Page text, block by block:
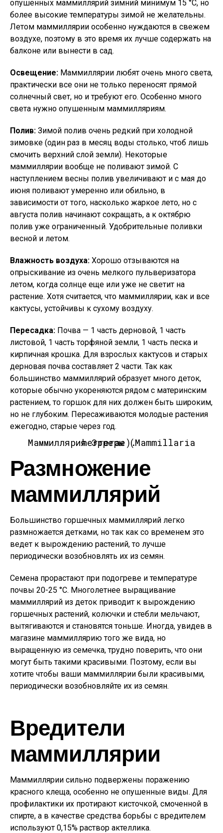
опушенных маммиллярий зимний минимум 15 °С, но
более высокие температуры зимой не желательны.
Летом маммиллярии особенно нуждаются в свежем
воздухе, поэтому в это время их лучше содержать на
балконе или вынести в сад.
Освещение: Маммиллярии любят очень много света,
практически все они не только переносят прямой
солнечный свет, но и требуют его. Особенно много
света нужно опушенным маммилляриям.
Полив: Зимой полив очень редкий при холодной
зимовке (один раз в месяц воды столько, чтоб лишь
смочить верхний слой земли). Некоторые
маммиллярии вообще не поливают зимой. С
наступлением весны полив увеличивают и с мая до
июня поливают умеренно или обильно, в
зависимости от того, насколько жаркое лето, но с
августа полив начинают сокращать, а к октябрю
полив уже ограниченный. Удобрительные поливки
весной и летом.
Влажность воздуха: Хорошо отзываются на
опрыскивание из очень мелкого пульверизатора
летом, когда солнце еще или уже не светит на
растение. Хотя считается, что маммиллярии, как и все
кактусы, устойчивы к сухому воздуху.
Пересадка: Почва — 1 часть дерновой, 1 часть
листовой, 1 часть торфяной земли, 1 часть песка и
кирпичная крошка. Для взрослых кактусов и старых
дерновая почва составляет 2 части. Так как
большинство маммиллярий образует много деток,
которые обычно укореняются рядом с материнским
растением, то горшок для них должен быть широким,
но не глубоким. Пересаживаются молодые растения
ежегодно, старые через год.
Маммиллярия Эрреры (Mammillaria herrerae).
Размножение
маммиллярий
Большинство горшечных маммиллярий легко
размножается детками, но так как со временем это
ведет к вырождению растений, то лучше
периодически возобновлять их из семян.
Семена прорастают при подогреве и температуре
почвы 20-25 °С. Многолетнее выращивание
маммиллярий из деток приводит к вырождению
горшечных растений, колючки и стебли мельчают,
вытягиваются и становятся тоньше. Иногда, увидев в
магазине маммиллярию того же вида, но
выращенную из семечка, трудно поверить, что они
могут быть такими красивыми. Поэтому, если вы
хотите чтобы ваши маммиллярии были красивыми,
периодически возобновляйте их из семян.
Вредители
маммиллярии
Маммиллярии сильно подвержены поражению
красного клеща, особенно не опушенные виды. Для
профилактики их протирают кисточкой, смоченной в
спирте, а в качестве средства борьбы с вредителем
используют 0,15% раствор актеллика.